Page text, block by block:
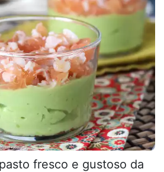
fresco e gustoso da